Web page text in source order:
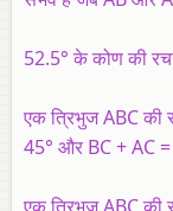
52.5° के कोण की
एक त्रिभुज ABC की
45° और BC + AC